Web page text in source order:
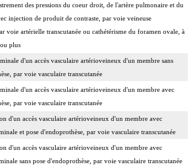
des pressions du coeur droit, de l'artère pulmonaire et du
injection de produit de contraste, par voie veineuse
voie artérielle transcutanée ou cathétérisme du foramen ovale, à
plus
d'un accès vasculaire artérioveineux d'un membre sans
par voie vasculaire transcutanée
d'un accès vasculaire artérioveineux d'un membre avec
par voie vasculaire transcutanée
d'un accès vasculaire artérioveineux d'un membre avec
et pose d'endoprothèse, par voie vasculaire transcutanée
d'un accès vasculaire artérioveineux d'un membre avec
sans pose d'endoprothèse, par voie vasculaire transcutanée